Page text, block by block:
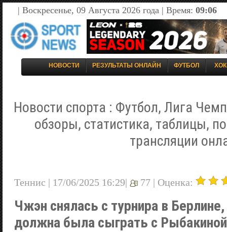
| Воскресенье, 09 Августа 2026 года | Время: 09:06
НОВОСТИ РЕЗУЛЬТАТЫ ОНЛАЙН ФУТБОЛ
Новости спорта : Футбол, Лига
обзоры, статистика, таблицы,
трансляции
Теннис | 17/06/2025 16:29| 77 | Оценка:
Чжэн снялась с турнира в
должна была сыграть с Рыбакиной